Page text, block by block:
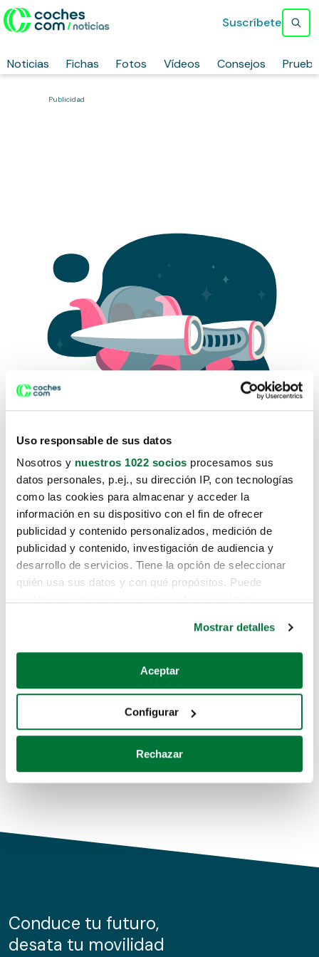
Uso responsable de sus datos
Nosotros y nuestros 1022 socios procesamos sus
datos personales, p.ej., su dirección IP, con tecnologías
como las cookies para almacenar y acceder la
información en su dispositivo con el fin de ofrecer
publicidad y contenido personalizados, medición de
publicidad y contenido, investigación de audiencia y
desarrollo de servicios. Tiene la opción de seleccionar
quién usa sus datos y con qué propósitos. Puede
Si lo permite, también quisiéramos:
Recopilar información sobre su ubicación geográfica
Identificar su dispositivo analizándolo activamente
para buscar características específicas (huellas
Obtenga más información sobre cómo se procesan sus
de cookies.
información sobre el uso que haga del sitio web con
nuestros partners de redes sociales, publicidad y análisis
Mostrar detalles
Aceptar
Configurar
Rechazar
Noticias Fichas Fotos Vídeos Consejos
Suscríbete
Publicidad
Lo sentimos, no sabemos como
te hemos traido hasta aquí.
Pero puedes encontrar el coche que estás
buscando en alguno de estos enlaces:
Coches de segunda mano
Coches de km0
Conduce tu futuro,
desata tu movilidad